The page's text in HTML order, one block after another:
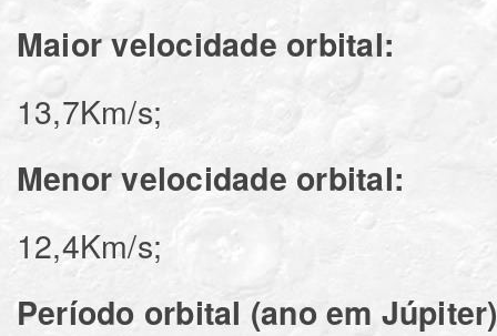
Maior velocidade orbital:
13,7Km/s;
Menor velocidade orbital:
12,4Km/s;
Período orbital (ano em